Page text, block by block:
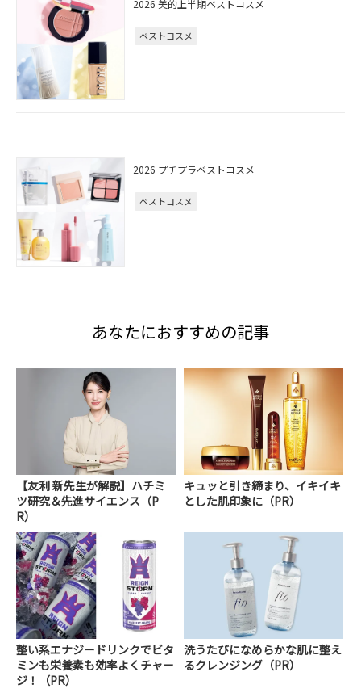
2026 美的上半期ベストコスメ
ベストコスメ
2026 プチプラベストコスメ
ベストコスメ
あなたにおすすめの記事
【友利 新先生が解説】ハチミ
ツ研究＆先進サイエンス（P
R）
キュッと引き締まり、イキイキ
とした肌印象に（PR）
整い系エナジードリンクでビタ
ミンも栄養素も効率よくチャー
ジ！（PR）
洗うたびになめらかな肌に整え
るクレンジング（PR）